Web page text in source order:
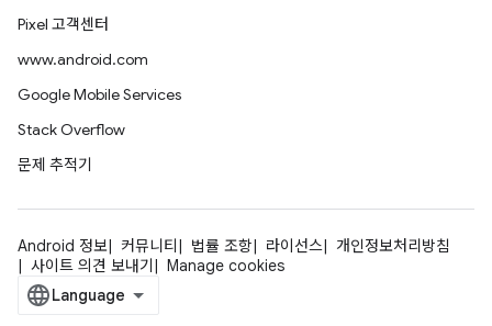
Pixel 고객센터
www.android.com
Google Mobile Services
Stack Overflow
문제 추적기
Android 정보 커뮤니티 법률 조항 라이선스
개인정보처리방침
사이트 의견 보내기
Manage cookies